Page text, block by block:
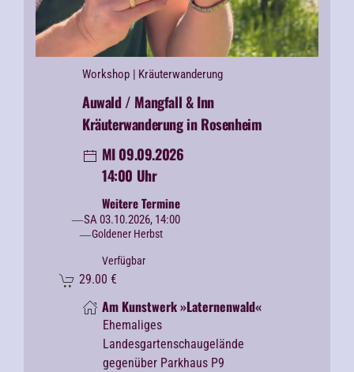
Workshop | Kräuterwanderung
Auwald / Mangfall & Inn
Kräuterwanderung in Rosenheim
MI 09.09.2026
14:00 Uhr
Weitere Termine
SA 03.10.2026, 14:00
Goldener Herbst
Verfügbar
29.00 €
Am Kunstwerk »Laternenwald«
Ehemaliges
Landesgartenschaugelände
gegenüber Parkhaus P9